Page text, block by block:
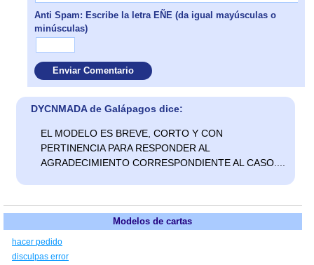
Anti Spam: Escribe la letra EÑE (da igual mayúsculas o
minúsculas)
DYCNMADA de Galápagos dice:
EL MODELO ES BREVE, CORTO Y CON
PERTINENCIA PARA RESPONDER AL
AGRADECIMIENTO CORRESPONDIENTE AL CASO....
Modelos de cartas
hacer pedido
disculpas error